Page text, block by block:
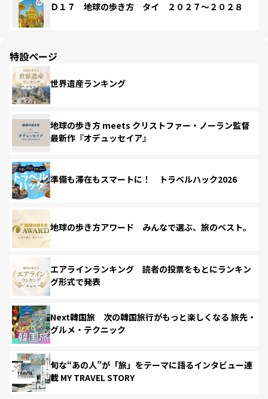
Ｄ１７ 地球の歩き方 タイ ２０２７～２０２８
特設ページ
世界遺産ランキング
地球の歩き方 meets クリストファー・ノーラン監督
最新作『オデュッセイア』
準備も滞在もスマートに！ トラベルハック2026
地球の歩き方アワード みんなで選ぶ、旅のベスト。
エアラインランキング 読者の投票をもとにランキン
グ形式で発表
Next韓国旅 次の韓国旅行がもっと楽しくなる 旅先・
グルメ・テクニック
旬な“あの人”が「旅」をテーマに語るインタビュー連
載 MY TRAVEL STORY